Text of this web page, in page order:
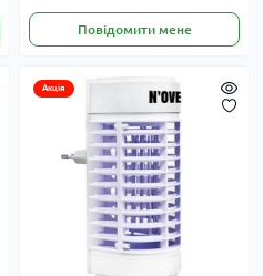
Повідомити мене
Акція